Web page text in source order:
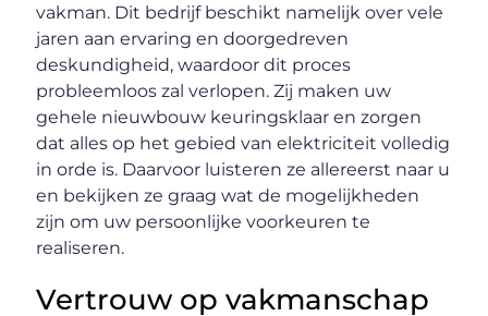
vakman. Dit bedrijf beschikt namelijk over vele
jaren aan ervaring en doorgedreven
deskundigheid, waardoor dit proces
probleemloos zal verlopen. Zij maken uw
gehele nieuwbouw keuringsklaar en zorgen
dat alles op het gebied van elektriciteit volledig
in orde is. Daarvoor luisteren ze allereerst naar u
en bekijken ze graag wat de mogelijkheden
zijn om uw persoonlijke voorkeuren te
realiseren.
Vertrouw op vakmanschap